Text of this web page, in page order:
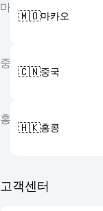
마
🇲🇴마카오
중
🇨🇳중국
홍
🇭🇰홍콩
고객센터